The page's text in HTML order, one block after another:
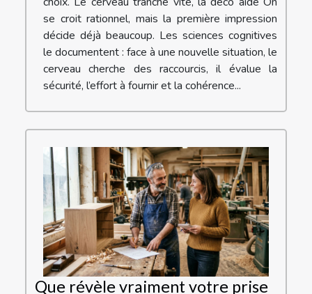
se croit rationnel, mais la première impression
décide déjà beaucoup. Les sciences cognitives
le documentent : face à une nouvelle situation, le
cerveau cherche des raccourcis, il évalue la
sécurité, l’effort à fournir et la cohérence...
Que révèle vraiment votre prise